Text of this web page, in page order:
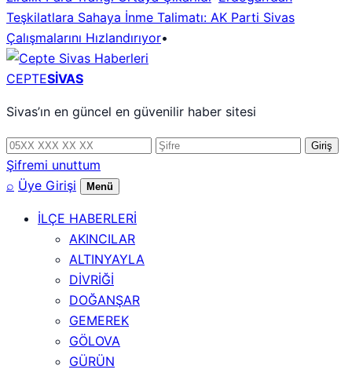
Teşkilatlara Sahaya İnme Talimatı: AK Parti Sivas
Çalışmalarını Hızlandırıyor•
CEPTESİVAS
Sivas’ın en güncel en güvenilir haber sitesi
Telefon
numarası
Şifre Giriş
Şifremi unuttum
⌕ Üye Girişi Menü
İLÇE HABERLERİ
AKINCILAR
ALTINYAYLA
DİVRİĞİ
DOĞANŞAR
GEMEREK
GÖLOVA
GÜRÜN